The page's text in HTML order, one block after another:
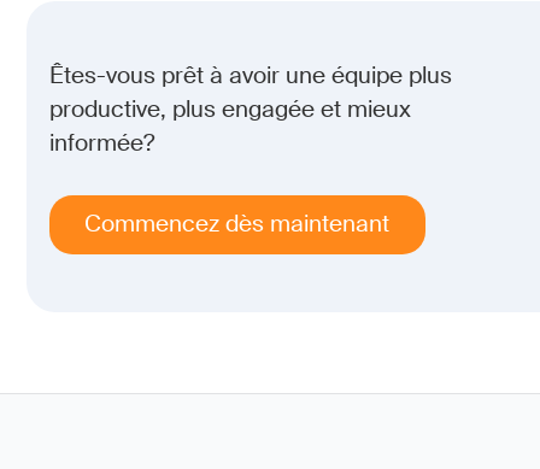
Êtes-vous prêt à avoir une équipe plus
productive, plus engagée et mieux
informée?
Commencez dès maintenant